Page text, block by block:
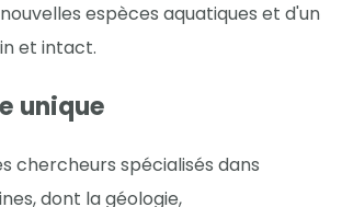
espèces aquatiques et d'un
et intact.
unique
chercheurs spécialisés dans
dont la géologie,